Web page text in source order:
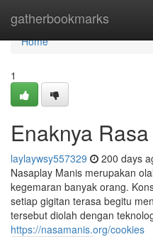
gatherbookmarks
Home
Home
1
Enaknya
laylaywsy557329 200 days
Nasaplay Manis merupakan
kegemaran banyak orang.
setiap gigitan terasa begitu
tersebut diolah dengan
https://nasamanis.org/cookies